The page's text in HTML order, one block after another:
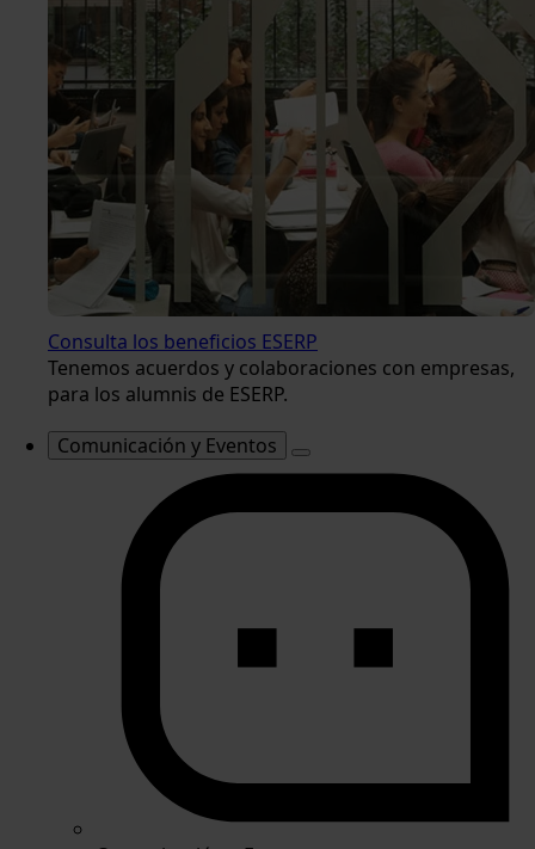
Consulta los beneficios ESERP
Tenemos acuerdos y colaboraciones con empresas,
para los alumnis de ESERP.
Comunicación y Eventos